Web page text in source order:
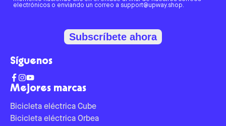
Mejores marcas
Bicicleta eléctrica Cube
Bicicleta eléctrica Orbea
electrónicos o enviando un correo a support@upway.shop.
Subscríbete ahora
Síguenos